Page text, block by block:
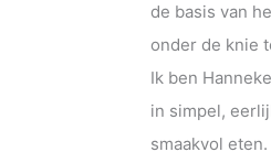
de basis van
onder de knie
Ik ben
in simpel,
smaakvol